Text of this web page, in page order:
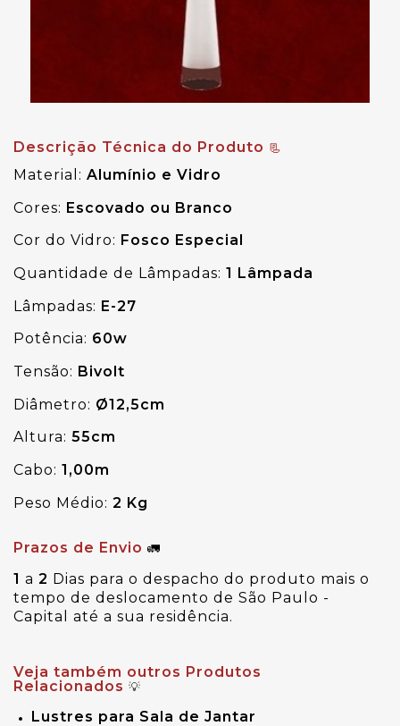
Descrição Técnica do Produto 📃
Material: Alumínio e Vidro
Cores: Escovado ou Branco
Cor do Vidro: Fosco Especial
Quantidade de Lâmpadas: 1 Lâmpada
Lâmpadas: E-27
Potência: 60w
Tensão: Bivolt
Diâmetro: Ø12,5cm
Altura: 55cm
Cabo: 1,00m
Peso Médio: 2 Kg
Prazos de Envio 🚛
1 a 2 Dias para o despacho do produto mais o
tempo de deslocamento de São Paulo -
Capital até a sua residência.
Veja também outros Produtos
Relacionados 💡
Lustres para Sala de Jantar